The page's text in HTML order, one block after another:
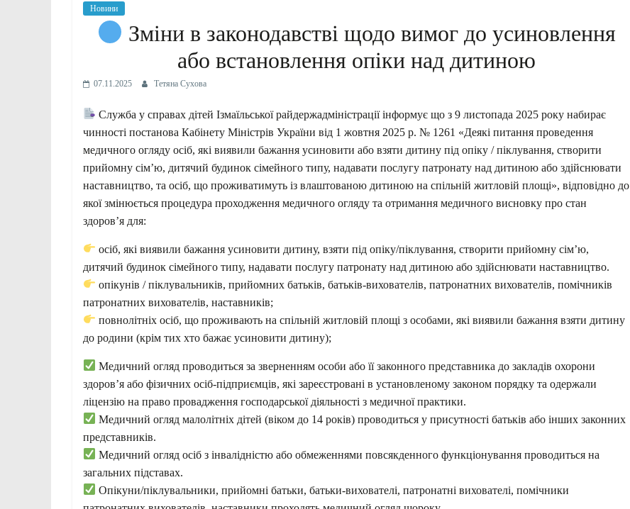
Новини
Зміни в законодавстві щодо вимог до усиновлення
або встановлення опіки над дитиною
07.11.2025 Тетяна Сухова
Служба у справах дітей Ізмаїльської райдержадміністрації інформує що з 9 листопада 2025 року набирає
чинності постанова Кабінету Міністрів України від 1 жовтня 2025 р. № 1261 «Деякі питання проведення
медичного огляду осіб, які виявили бажання усиновити або взяти дитину під опіку / піклування, створити
прийомну сім’ю, дитячий будинок сімейного типу, надавати послугу патронату над дитиною або здійснювати
наставництво, та осіб, що проживатимуть із влаштованою дитиною на спільній житловій площі», відповідно до
якої змінюється процедура проходження медичного огляду та отримання медичного висновку про стан
здоров’я для:
осіб, які виявили бажання усиновити дитину, взяти під опіку/піклування, створити прийомну сім’ю,
дитячий будинок сімейного типу, надавати послугу патронату над дитиною або здійснювати наставництво.
опікунів / піклувальників, прийомних батьків, батьків-вихователів, патронатних вихователів, помічників
патронатних вихователів, наставників;
повнолітніх осіб, що проживають на спільній житловій площі з особами, які виявили бажання взяти дитину
до родини (крім тих хто бажає усиновити дитину);
Медичний огляд проводиться за зверненням особи або її законного представника до закладів охорони
здоров’я або фізичних осіб-підприємців, які зареєстровані в установленому законом порядку та одержали
ліцензію на право провадження господарської діяльності з медичної практики.
Медичний огляд малолітніх дітей (віком до 14 років) проводиться у присутності батьків або інших законних
представників.
Медичний огляд осіб з інвалідністю або обмеженнями повсякденного функціонування проводиться на
загальних підставах.
Опікуни/піклувальники, прийомні батьки, батьки-вихователі, патронатні вихователі, помічники